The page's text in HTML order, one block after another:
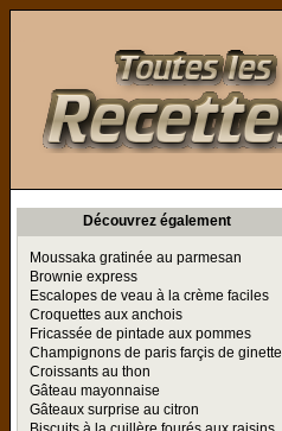
Découvrez également
Moussaka gratinée au parmesan
Brownie express
Escalopes de veau à la crème faciles
Croquettes aux anchois
Fricassée de pintade aux pommes
Champignons de paris farçis de ginette
Croissants au thon
Gâteau mayonnaise
Gâteaux surprise au citron